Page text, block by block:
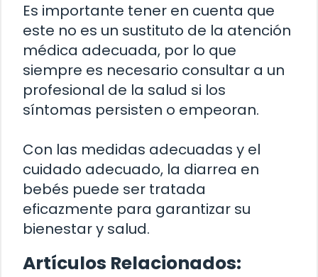
Es importante tener en cuenta que
este no es un sustituto de la atención
médica adecuada, por lo que
siempre es necesario consultar a un
profesional de la salud si los
síntomas persisten o empeoran.
Con las medidas adecuadas y el
cuidado adecuado, la diarrea en
bebés puede ser tratada
eficazmente para garantizar su
bienestar y salud.
Artículos Relacionados: